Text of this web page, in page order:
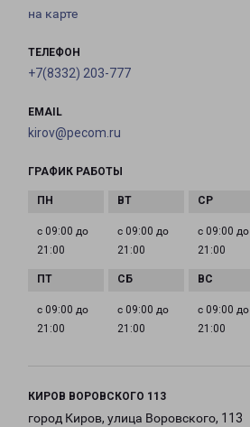
на карте
ТЕЛЕФОН
+7(8332) 203-777
EMAIL
kirov@pecom.ru
ГРАФИК РАБОТЫ
с 09:00 до
21:00
с 09:00 до
21:00
с 09:00 до
21:00
с 09:00 до
21:00
с 09:00 до
21:00
с 09:00 до
21:00
КИРОВ ВОРОВСКОГО 113
город Киров, улица Воровского, 113